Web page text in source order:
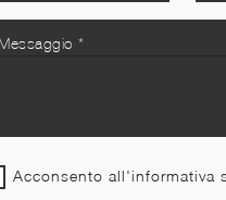
Acconsento all'informativa